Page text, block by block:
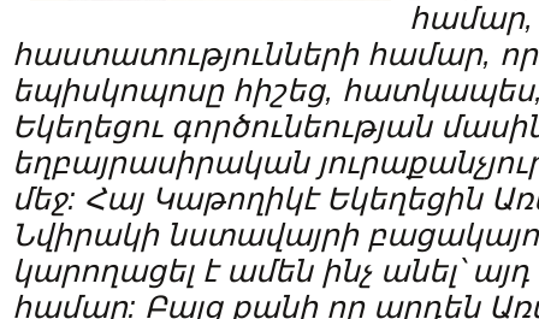
համար,
հաստատությունների համար,
եպիսկոպոսը հիշեց,
Եկեղեցու գործունեության
եղբայրասիրական
մեջ: Հայ Կաթողիկէ Եկեղեցին
Նվիրակի նստավայրի
կարողացել է ամեն ինչ անել՝
համար: Բայց քանի որ արդեն